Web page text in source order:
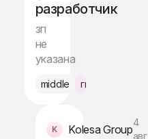
разработчик
зп
не
указана
middle гибрид Москва
Kolesa Group
4
авг